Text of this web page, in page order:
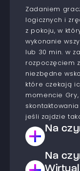
Zadaniem
logicznych i
z pokoju, w
wykonanie
lub 30 min. w
rozpoczęciem
niezbędne
które czekają
momencie
jeśli zajdzie
Na
Jest to Gra
na drużyny,
Na